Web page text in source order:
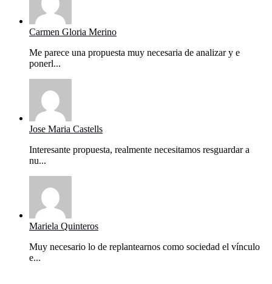
Carmen Gloria Merino
Me parece una propuesta muy necesaria de analizar y e
ponerl...
Jose Maria Castells
Interesante propuesta, realmente necesitamos resguardar a
nu...
Mariela Quinteros
Muy necesario lo de replantearnos como sociedad el vínculo
e...